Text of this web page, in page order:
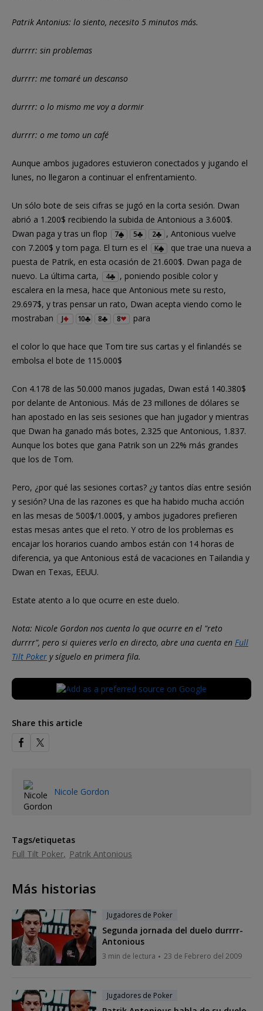
Patrik Antonius: lo siento, necesito 5 minutos más.
durrrr: sin problemas
durrrr: me tomaré un descanso
durrrr: o lo mismo me voy a dormir
durrrr: o me tomo un café
Aunque ambos jugadores estuvieron conectados y jugando el
lunes, no llegaron a continuar el enfrentamiento.
Un sólo bote de seis cifras se jugó en la corta sesión. Dwan
abrió a 1.200$ recibiendo la subida de Antonious a 3.600$.
Dwan paga y tras un flop
7 5 2
, Antonious vuelve
con 7.200$ y tom paga. El turn es el
K
que trae una nueva a
puesta de Patrik, en esta ocasión de 21.600$. Dwan paga de
nuevo. La última carta,
4
, poniendo posible color y
escalera en la mesa, hace que Antonious mete su resto,
29.697$, y tras pensar un rato, Dwan acepta viendo como le
mostraban
J 10 8 8 para
el color lo que hace que Tom tire sus cartas y el finlandés se
embolsa el bote de 115.000$
Con 4.178 de las 50.000 manos jugadas, Dwan está 140.380$
por delante de Antonious. Más de 23 millones de dólares se
han apostado en las seis sesiones que han jugador y mientras
que Dwan ha ganado más botes, 2.325 que Antonious, 1.837.
Aunque los botes que gana Patrik son un 22% más grandes
que los de Tom.
Pero, ¿por qué las sesiones cortas? ¿y tantos días entre sesión
y sesión? Una de las razones es que ha habido mucha acción
en las mesas de 500$/1.000$, y ambos jugadores prefieren
estas mesas antes que el reto. Y otro de los problemas es
encajar los horarios cuando ambos están con 14 horas de
diferencia, ya que Antonious está de vacaciones en Tailandia y
Dwan en Texas, EEUU.
Estate atento a lo que ocurre en este duelo.
Nota: Nicole Gordon nos cuenta lo que ocurre en el "reto
durrrr", pero si quieres verlo en directo, abre una cuenta en Full
Tilt Poker y síguelo en primera fila.
Share this article
Nicole Gordon
Tags/etiquetas
Full Tilt Poker
Patrik Antonious
Más historias
Jugadores de Poker
Segunda jornada del duelo durrrr-
Antonious
3 min de lectura 23 de Febrero del 2009
Jugadores de Poker